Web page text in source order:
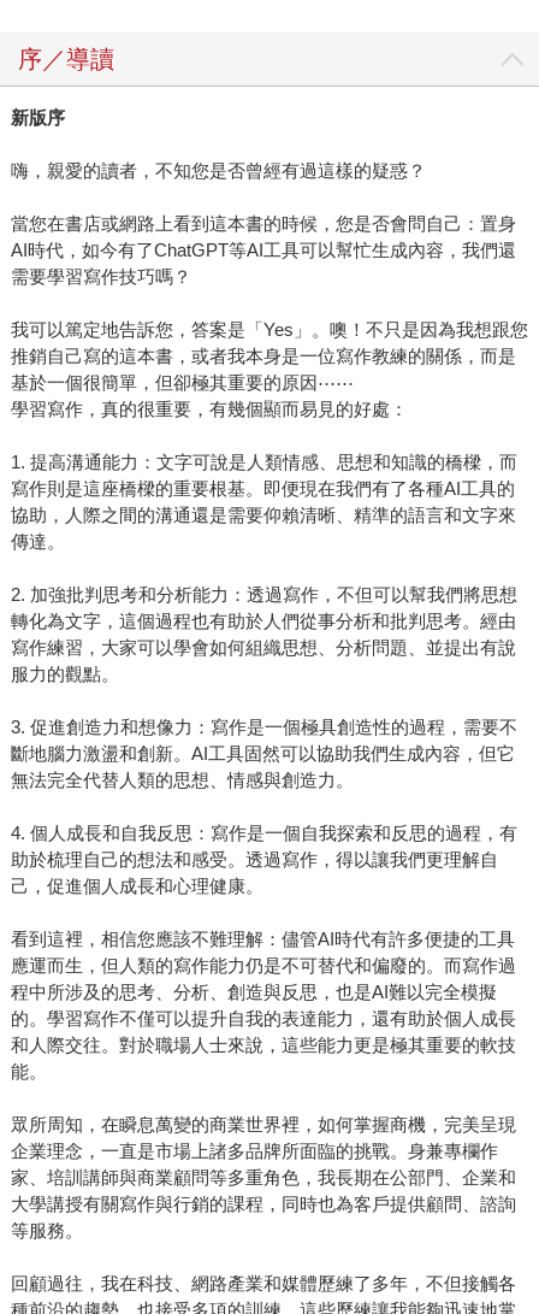
序／導讀
新版序
嗨，親愛的讀者，不知您是否曾經有過這樣的疑惑？
當您在書店或網路上看到這本書的時候，您是否會問自己：置身
AI時代，如今有了ChatGPT等AI工具可以幫忙生成內容，我們還
需要學習寫作技巧嗎？
我可以篤定地告訴您，答案是「Yes」。噢！不只是因為我想跟您
推銷自己寫的這本書，或者我本身是一位寫作教練的關係，而是
基於一個很簡單，但卻極其重要的原因⋯⋯
學習寫作，真的很重要，有幾個顯而易見的好處：
1. 提高溝通能力：文字可說是人類情感、思想和知識的橋樑，而
寫作則是這座橋樑的重要根基。即便現在我們有了各種AI工具的
協助，人際之間的溝通還是需要仰賴清晰、精準的語言和文字來
傳達。
2. 加強批判思考和分析能力：透過寫作，不但可以幫我們將思想
轉化為文字，這個過程也有助於人們從事分析和批判思考。經由
寫作練習，大家可以學會如何組織思想、分析問題、並提出有說
服力的觀點。
3. 促進創造力和想像力：寫作是一個極具創造性的過程，需要不
斷地腦力激盪和創新。AI工具固然可以協助我們生成內容，但它
無法完全代替人類的思想、情感與創造力。
4. 個人成長和自我反思：寫作是一個自我探索和反思的過程，有
助於梳理自己的想法和感受。透過寫作，得以讓我們更理解自
己，促進個人成長和心理健康。
看到這裡，相信您應該不難理解：儘管AI時代有許多便捷的工具
應運而生，但人類的寫作能力仍是不可替代和偏廢的。而寫作過
程中所涉及的思考、分析、創造與反思，也是AI難以完全模擬
的。學習寫作不僅可以提升自我的表達能力，還有助於個人成長
和人際交往。對於職場人士來說，這些能力更是極其重要的軟技
能。
眾所周知，在瞬息萬變的商業世界裡，如何掌握商機，完美呈現
企業理念，一直是市場上諸多品牌所面臨的挑戰。身兼專欄作
家、培訓講師與商業顧問等多重角色，我長期在公部門、企業和
大學講授有關寫作與行銷的課程，同時也為客戶提供顧問、諮詢
等服務。
回顧過往，我在科技、網路產業和媒體歷練了多年，不但接觸各
種前沿的趨勢，也接受多項的訓練，這些歷練讓我能夠迅速地掌